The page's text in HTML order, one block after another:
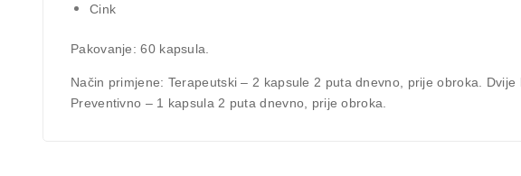
Cink
Pakovanje:60 kapsula.
Način primjene: Terapeutski – 2 kapsule 2 puta dnevno, prije obroka.
Preventivno – 1 kapsula 2 puta dnevno, prije obroka.